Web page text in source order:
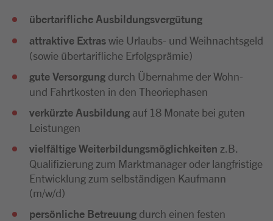
übertarifliche Ausbildungsvergütung
attraktive Extraswie Urlaubs- und Weihnachtsgeld
(sowie übertarifliche Erfolgsprämie)
gute Versorgung durch Übernahme der Wohn-
und Fahrtkosten in den Theoriephasen
verkürzte Ausbildung auf 18 Monate bei guten
Leistungen
vielfältige Weiterbildungsmöglichkeiten z.B.
Qualifizierung zum Marktmanager oder langfristige
Entwicklung zum selbständigen Kaufmann
(m/w/d)
persönliche Betreuung durch einen festen